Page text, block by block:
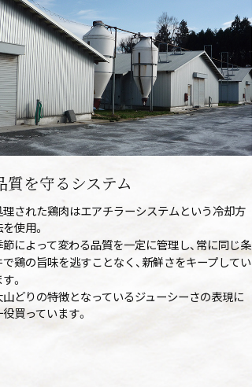
質を守るシステム
理された鶏肉はエアチラーシステムという冷却方
使用。
節によって変わる品質を一定に管理し、常に同じ条
で鶏の旨味を逃すことなく、新鮮さをキープしてい
。
山どりの特徴となっているジューシーさの表現に
買っています。